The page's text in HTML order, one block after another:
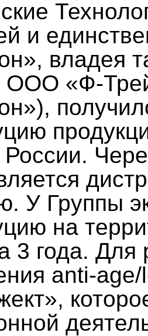
и
владея
ООО «Ф-
России.
У Группы
на
3 года. Для